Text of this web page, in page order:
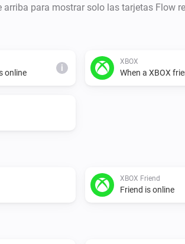
arriba para mostrar solo las tarjetas Flow
online i
XBOX
When a XBOX
XBOX Friend
Friend is online